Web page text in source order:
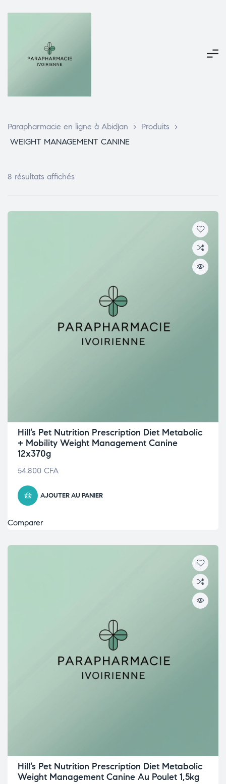
Parapharmacie en ligne à Abidjan > Produits
>
WEIGHT MANAGEMENT CANINE
8 résultats affichés
Hill’s Pet Nutrition Prescription Diet Metabolic
+ Mobility Weight Management Canine
12x370g
54.800 CFA
AJOUTER AU PANIER
Comparer
Hill’s Pet Nutrition Prescription Diet Metabolic
Weight Management Canine Au Poulet 1,5kg